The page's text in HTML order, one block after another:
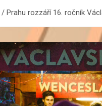
Prahu rozzáří 16. ročník